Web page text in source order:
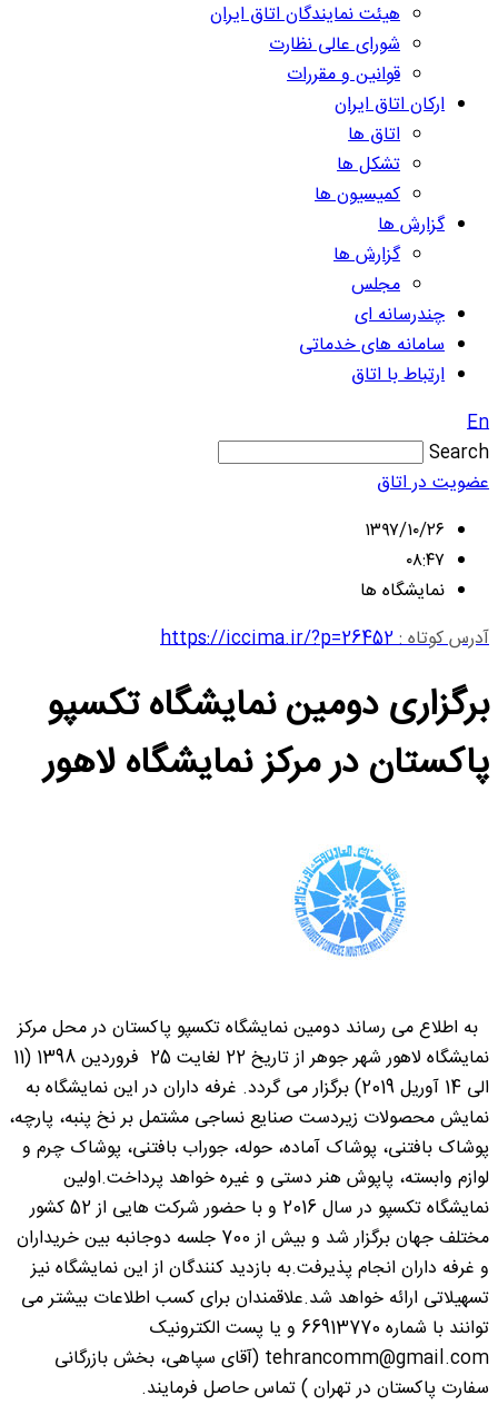
هیئت نمایندگان اتاق ایران
شورای عالی نظارت
قوانین و مقررات
ارکان اتاق ایران
اتاق ها
تشکل ها
کمیسیون ها
گزارش ها
گزارش ها
مجلس
چندرسانه ای
سامانه های خدماتی
ارتباط با اتاق
En
Search
عضویت در اتاق
۱۳۹۷/۱۰/۲۶
۰۸:۴۷
نمایشگاه ها
آدرس کوتاه :https://iccima.ir/?p=26452
برگزاری دومین نمایشگاه تکسپو
پاکستان در مرکز نمایشگاه لاهور
به اطلاع می رساند دومین نمایشگاه تکسپو پاکستان در محل مرکز
نمایشگاه لاهور شهر جوهر از تاریخ 22 لغایت 25 فروردین 1398 (11
الی 14 آوریل 2019) برگزار می گردد. غرفه داران در این نمایشگاه به
نمایش محصولات زیردست صنایع نساجی مشتمل بر نخ پنبه، پارچه،
پوشاک بافتنی، پوشاک آماده، حوله، جوراب بافتنی، پوشاک چرم و
لوازم وابسته، پاپوش هنر دستی و غیره خواهد پرداخت.اولین
نمایشگاه تکسپو در سال 2016 و با حضور شرکت هایی از 52 کشور
مختلف جهان برگزار شد و بیش از 700 جلسه دوجانبه بین خریداران
و غرفه داران انجام پذیرفت.به بازدید کنندگان از این نمایشگاه نیز
تسهیلاتی ارائه خواهد شد.علاقمندان برای کسب اطلاعات بیشتر می
توانند با شماره 66913770 و یا پست الکترونیک
tehrancomm@gmail.com (آقای سپاهی، بخش بازرگانی
سفارت پاکستان در تهران ) تماس حاصل فرمایند.